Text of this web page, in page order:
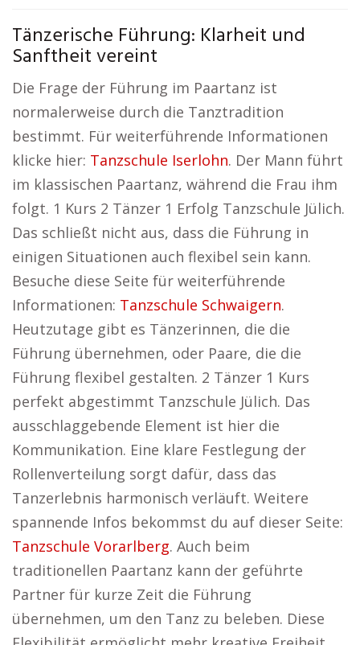
Tänzerische Führung: Klarheit und
Sanftheit vereint
Die Frage der Führung im Paartanz ist
normalerweise durch die Tanztradition
bestimmt. Für weiterführende Informationen
klicke hier: Tanzschule Iserlohn. Der Mann führt
im klassischen Paartanz, während die Frau ihm
folgt. 1 Kurs 2 Tänzer 1 Erfolg Tanzschule Jülich.
Das schließt nicht aus, dass die Führung in
einigen Situationen auch flexibel sein kann.
Besuche diese Seite für weiterführende
Informationen: Tanzschule Schwaigern.
Heutzutage gibt es Tänzerinnen, die die
Führung übernehmen, oder Paare, die die
Führung flexibel gestalten. 2 Tänzer 1 Kurs
perfekt abgestimmt Tanzschule Jülich. Das
ausschlaggebende Element ist hier die
Kommunikation. Eine klare Festlegung der
Rollenverteilung sorgt dafür, dass das
Tanzerlebnis harmonisch verläuft. Weitere
spannende Infos bekommst du auf dieser Seite:
Tanzschule Vorarlberg. Auch beim
traditionellen Paartanz kann der geführte
Partner für kurze Zeit die Führung
übernehmen, um den Tanz zu beleben. Diese